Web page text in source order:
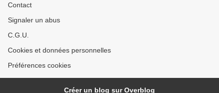
Contact
Signaler un abus
C.G.U.
Cookies et données personnelles
Préférences cookies
Créer un blog sur Overblog